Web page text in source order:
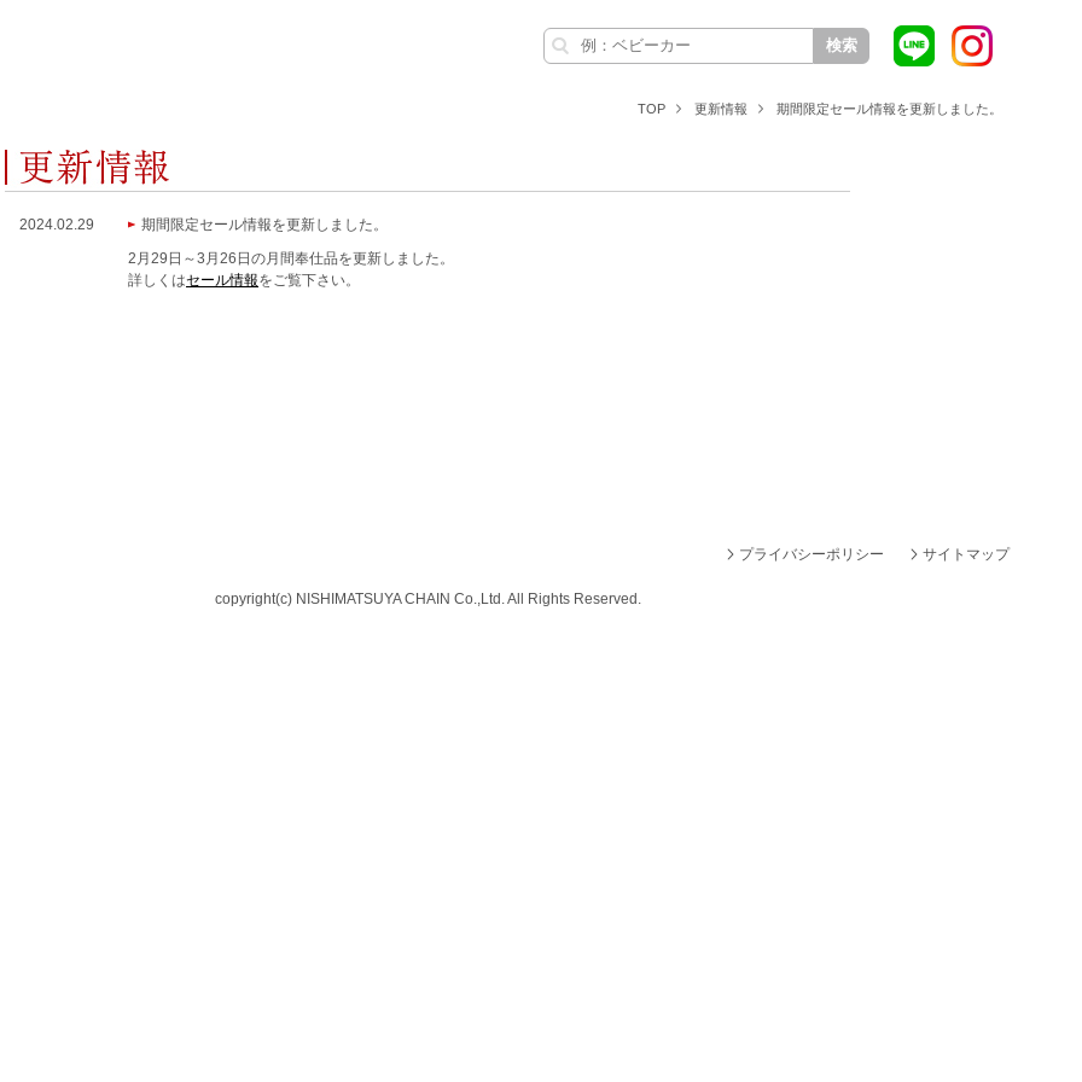
検索
TOP 更新情報 期間限定セール情報を更新しました。
2024.02.29 期間限定セール情報を更新しました。
2月29日～3月26日の月間奉仕品を更新しました。
詳しくはセール情報をご覧下さい。
プライバシーポリシー サイトマップ
copyright(c) NISHIMATSUYA CHAIN Co.,Ltd. All Rights Reserved.